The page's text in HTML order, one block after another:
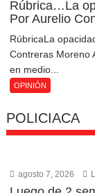
Rúbrica…La
Por Aurelio
RúbricaLa
Contreras Moreno
en medio...
OPINIÓN
POLICIACA
agosto 7, 2026